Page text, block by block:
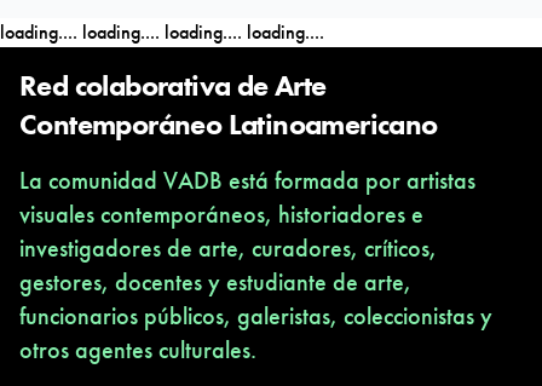
loading.... loading.... loading.... loading....
Red colaborativa de Arte
Contemporáneo Latinoamericano
La comunidad VADB está formada por artistas
visuales contemporáneos, historiadores e
investigadores de arte, curadores, críticos,
gestores, docentes y estudiante de arte,
funcionarios públicos, galeristas, coleccionistas y
otros agentes culturales.